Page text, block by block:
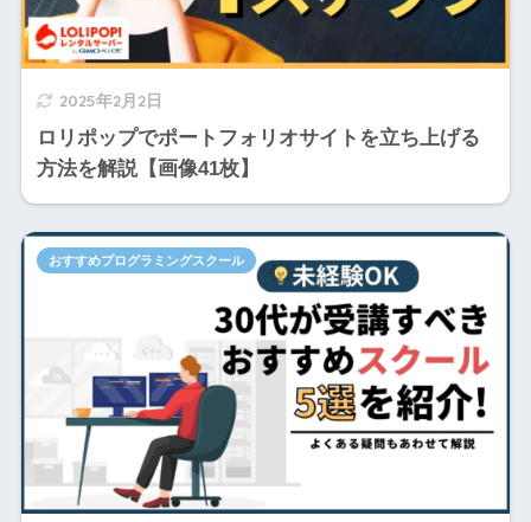
2025年2月2日
ロリポップでポートフォリオサイトを立ち上げる
方法を解説【画像41枚】
おすすめプログラミングスクール